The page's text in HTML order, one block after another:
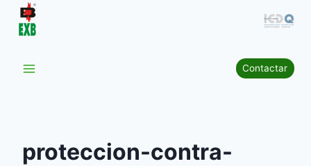
Saltar
Contactar
proteccion-contra-